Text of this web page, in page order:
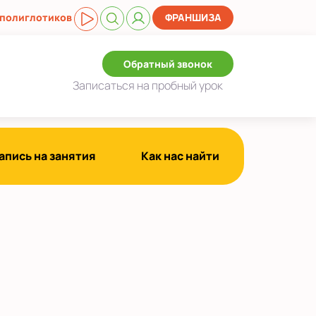
ФРАНШИЗА
Обратный звонок
Записаться на пробный урок
на занятия Как нас найти